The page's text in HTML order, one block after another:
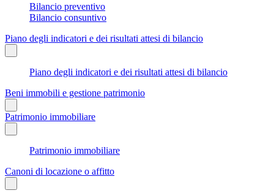
Bilancio preventivo
Bilancio consuntivo
Piano degli indicatori e dei risultati attesi di bilancio
Piano degli indicatori e dei risultati attesi di bilancio
Beni immobili e gestione patrimonio
Patrimonio immobiliare
Patrimonio immobiliare
Canoni di locazione o affitto